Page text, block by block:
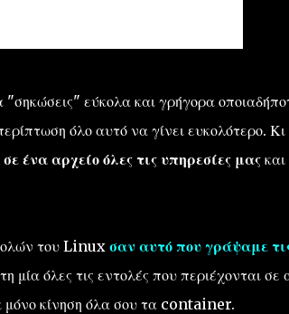
εύκολα και γρήγορα
όλο αυτό να γίνει ευκολότερο. Κι
ένα αρχείο όλες τις υπηρεσίες μας
του Linux σαν αυτό που γράψαμε
όλες τις εντολές που περιέχονται σε
μόνο κίνηση όλα σου τα container.